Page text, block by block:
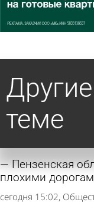
теме
Пензенская
плохими
сегодня 15:02